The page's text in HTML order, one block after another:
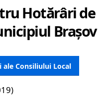
Hotărâri de
Brașov
Consiliului Local